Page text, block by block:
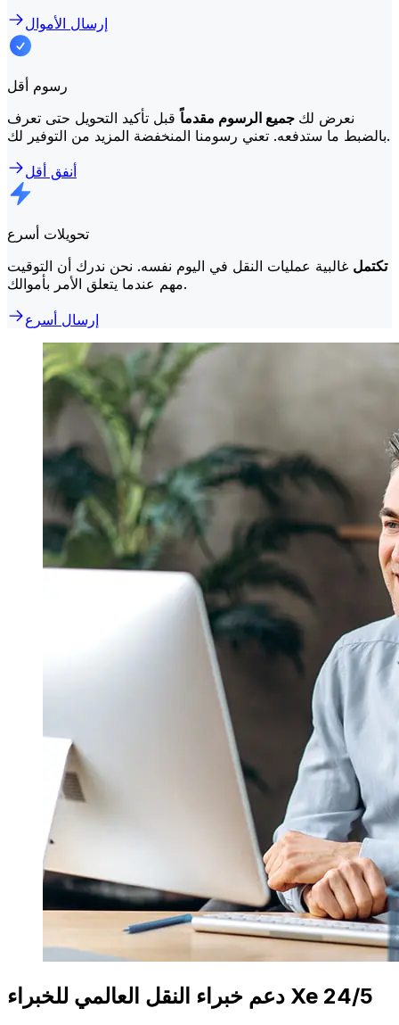
إرسال الأموال
رسوم أقل
نعرض لك جميع الرسوم مقدماًقبل تأكيد التحويل حتى تعرف
بالضبط ما ستدفعه. تعني رسومنا المنخفضة المزيد من التوفير لك.
أنفق أقل
تحويلات أسرع
تكتمل غالبية عمليات النقل في اليوم نفسه. نحن ندرك أن التوقيت
مهم عندما يتعلق الأمر بأموالك.
إرسال أسرع
دعم خبراء النقل العالمي للخبراء Xe 24/5